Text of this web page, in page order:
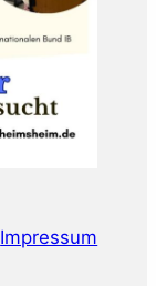
Impressum